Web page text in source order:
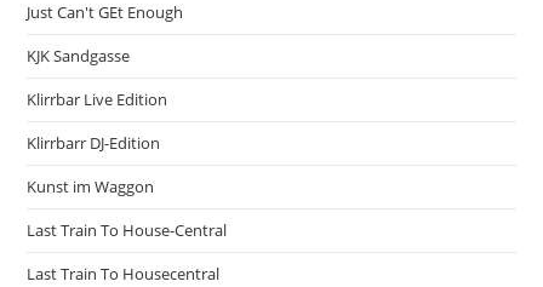
Just Can't GEt Enough
KJK Sandgasse
Klirrbar Live Edition
Klirrbarr DJ-Edition
Kunst im Waggon
Last Train To House-Central
Last Train To Housecentral